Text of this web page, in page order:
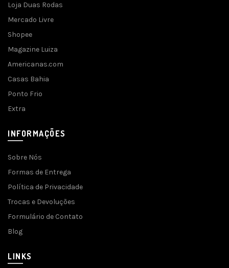
Loja Duas Rodas
Mercado Livre
Shopee
Magazine Luiza
Americanas.com
Casas Bahia
Ponto Frio
Extra
INFORMAÇÕES
Sobre Nós
Formas de Entrega
Política de Privacidade
Trocas e Devoluções
Formulário de Contato
Blog
LINKS